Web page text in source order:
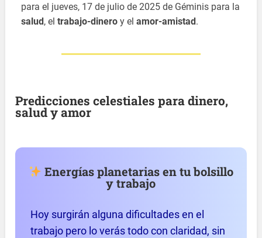
para el jueves, 17 de julio de 2025 de Géminis para la
salud , eltrabajo-dinero y elamor-amistad .
Predicciones celestiales para dinero,
salud y amor
Energías planetarias en tu bolsillo
y trabajo
Hoy surgirán alguna dificultades en el
trabajo pero lo verás todo con claridad, sin